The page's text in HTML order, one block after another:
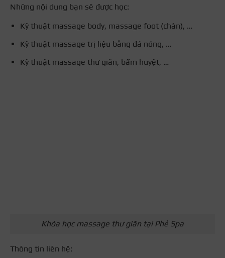
Những nội dung bạn sẽ được học:
Kỹ thuật massage body, massage foot (chân), …
Kỹ thuật massage trị liệu bằng đá nóng, …
Kỹ thuật massage thư giãn, bấm huyệt, …
Khóa học massage thư giãn tại Phẻ Spa
Thông tin liên hệ: